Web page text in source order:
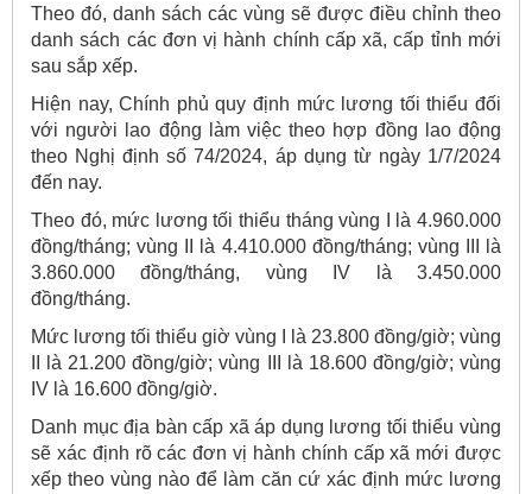
Theo đó, danh sách các vùng sẽ được điều chỉnh theo
danh sách các đơn vị hành chính cấp xã, cấp tỉnh mới
sau sắp xếp.
Hiện nay, Chính phủ quy định mức lương tối thiểu đối
với người lao động làm việc theo hợp đồng lao động
theo Nghị định số 74/2024, áp dụng từ ngày 1/7/2024
đến nay.
Theo đó, mức lương tối thiểu tháng vùng I là 4.960.000
đồng/tháng; vùng II là 4.410.000 đồng/tháng; vùng III là
3.860.000 đồng/tháng, vùng IV là 3.450.000
đồng/tháng.
Mức lương tối thiểu giờ vùng I là 23.800 đồng/giờ; vùng
II là 21.200 đồng/giờ; vùng III là 18.600 đồng/giờ; vùng
IV là 16.600 đồng/giờ.
Danh mục địa bàn cấp xã áp dụng lương tối thiểu vùng
sẽ xác định rõ các đơn vị hành chính cấp xã mới được
xếp theo vùng nào để làm căn cứ xác định mức lương